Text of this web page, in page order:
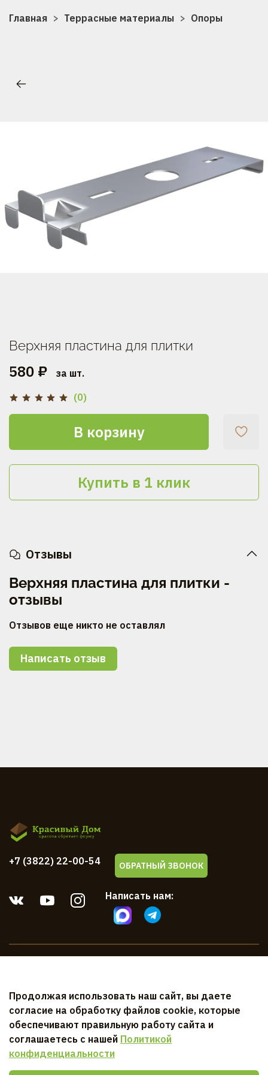
Главная Террасные материалы Опоры
(0)
Верхняя пластина для плитки
580 ₽ за шт.
В корзину
Купить в 1 клик
Отзывы
Верхняя пластина для плитки -
отзывы
Отзывов еще никто не оставлял
Написать отзыв
Клиентам
Документы
Написать нам:
+7 (3822) 22-00-54 ОБРАТНЫЙ ЗВОНОК
Продолжая использовать наш сайт, вы даете
согласие на обработку файлов cookie, которые
обеспечивают правильную работу сайта и
соглашаетесь с нашей Политикой
конфиденциальности